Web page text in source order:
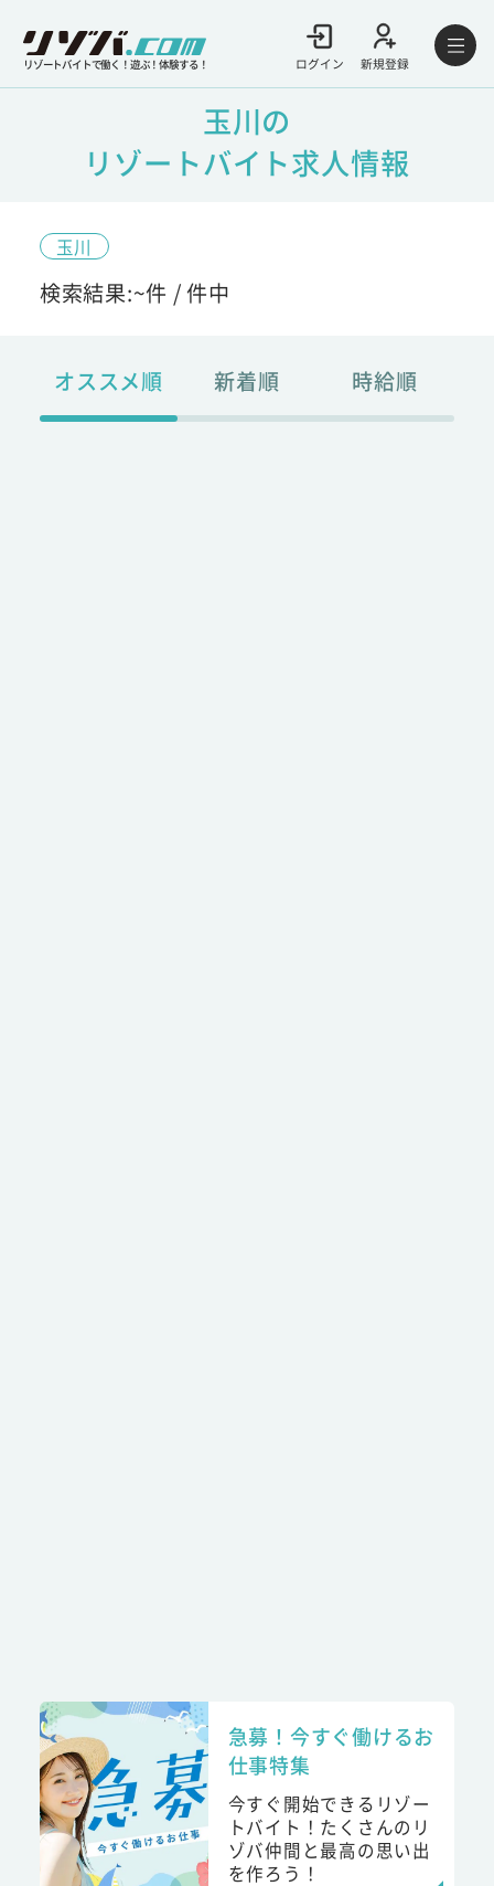
リゾートバイトで働く！遊ぶ！体験する！ ログイン 新規登録
玉川の
リゾートバイト求人情報
玉川
検索結果:~件 /件中
オススメ順 新着順 時給順
急募！今すぐ働けるお
仕事特集
今すぐ開始できるリゾー
トバイト！たくさんのリ
ゾバ仲間と最高の思い出
を作ろう！